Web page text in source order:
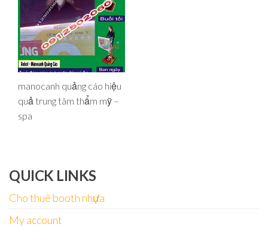
manocanh quảng cáo hiệu
quả trung tâm thẩm mỹ –
spa
QUICK LINKS
Cho thuê booth nhựa
My account